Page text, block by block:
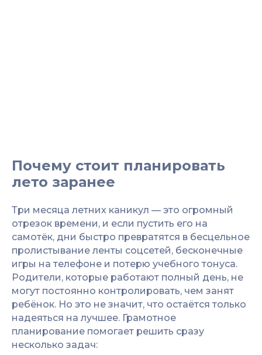
Почему стоит планировать
лето заранее
Три месяца летних каникул — это огромный
отрезок времени, и если пустить его на
самотёк, дни быстро превратятся в бесцельное
пролистывание ленты соцсетей, бесконечные
игры на телефоне и потерю учебного тонуса.
Родители, которые работают полный день, не
могут постоянно контролировать, чем занят
ребёнок. Но это не значит, что остаётся только
надеяться на лучшее. Грамотное
планирование помогает решить сразу
несколько задач: